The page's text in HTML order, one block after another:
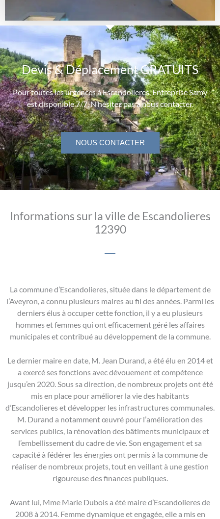
Devis & Déplacement GRATUITS
Pour toutes les urgences à Escandolieres, Entreprise Samy
est disponible 7/7. N’hésitez pas à nous contacter.
NOUS CONTACTER
Informations sur la ville de Escandolieres
12390
La commune d’Escandolieres, située dans le département de
l’Aveyron, a connu plusieurs maires au fil des années. Parmi les
derniers élus à occuper cette fonction, il y a eu plusieurs
hommes et femmes qui ont efficacement géré les affaires
municipales et contribué au développement de la commune.
Le dernier maire en date, M. Jean Durand, a été élu en 2014 et
a exercé ses fonctions avec dévouement et compétence
jusqu’en 2020. Sous sa direction, de nombreux projets ont été
mis en place pour améliorer la vie des habitants
d’Escandolieres et développer les infrastructures communales.
M. Durand a notamment œuvré pour l’amélioration des
services publics, la rénovation des bâtiments municipaux et
l’embellissement du cadre de vie. Son engagement et sa
capacité à fédérer les énergies ont permis à la commune de
réaliser de nombreux projets, tout en veillant à une gestion
rigoureuse des finances publiques.
Avant lui, Mme Marie Dubois a été maire d’Escandolieres de
2008 à 2014. Femme dynamique et engagée, elle a mis en